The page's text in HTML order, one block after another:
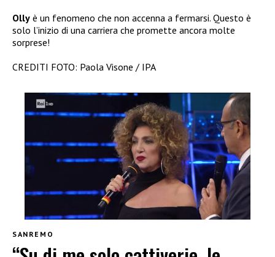
Olly è un fenomeno che non accenna a fermarsi. Questo è
solo l’inizio di una carriera che promette ancora molte
sorprese!
CREDITI FOTO: Paola Visone / IPA
SANREMO